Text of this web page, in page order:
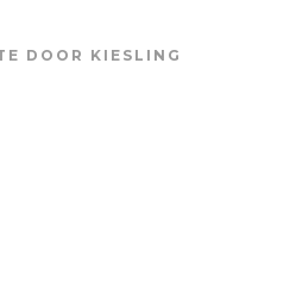
DOOR KIESLING